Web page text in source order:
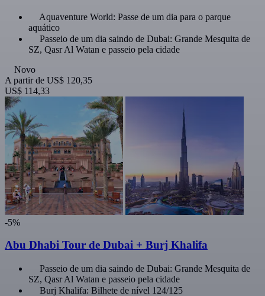
Aquaventure World: Passe de um dia para o parque
aquático
Passeio de um dia saindo de Dubai: Grande Mesquita de
SZ, Qasr Al Watan e passeio pela cidade
Novo
A partir de US$ 120,35
US$ 114,33
-5%
Abu Dhabi Tour de Dubai + Burj Khalifa
Passeio de um dia saindo de Dubai: Grande Mesquita de
SZ, Qasr Al Watan e passeio pela cidade
Burj Khalifa: Bilhete de nível 124/125